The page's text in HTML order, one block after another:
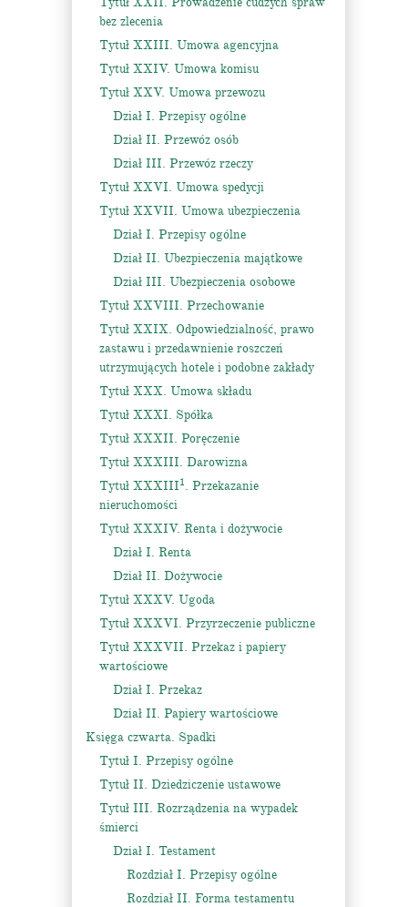
bez zlecenia
Tytuł XXIII. Umowa agencyjna
Tytuł XXIV. Umowa komisu
Tytuł XXV. Umowa przewozu
Dział I. Przepisy ogólne
Dział II. Przewóz osób
Dział III. Przewóz rzeczy
Tytuł XXVI. Umowa spedycji
Tytuł XXVII. Umowa ubezpieczenia
Dział I. Przepisy ogólne
Dział II. Ubezpieczenia majątkowe
Dział III. Ubezpieczenia osobowe
Tytuł XXVIII. Przechowanie
Tytuł XXIX. Odpowiedzialność, prawo
zastawu i przedawnienie roszczeń
utrzymujących hotele i podobne zakłady
Tytuł XXX. Umowa składu
Tytuł XXXI. Spółka
Tytuł XXXII. Poręczenie
Tytuł XXXIII. Darowizna
Tytuł XXXIII1. Przekazanie
nieruchomości
Tytuł XXXIV. Renta i dożywocie
Dział I. Renta
Dział II. Dożywocie
Tytuł XXXV. Ugoda
Tytuł XXXVI. Przyrzeczenie publiczne
Tytuł XXXVII. Przekaz i papiery
wartościowe
Dział I. Przekaz
Dział II. Papiery wartościowe
Księga czwarta. Spadki
Tytuł I. Przepisy ogólne
Tytuł II. Dziedziczenie ustawowe
Tytuł III. Rozrządzenia na wypadek
śmierci
Dział I. Testament
Rozdział I. Przepisy ogólne
Rozdział II. Forma testamentu